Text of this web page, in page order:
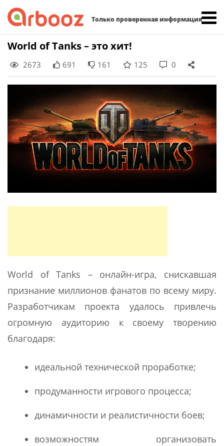
Только проверенная информация
Skip
content
World of Tanks – это хит!
2673 691 161 125 0
World of Tanks – онлайн-игра, снискавшая
признание миллионов фанатов по всему миру.
Разработчикам проекта удалось привлечь
огромную аудиторию к своему творению
благодаря:
идеальной технической проработке;
продуманности игрового процесса;
динамичности и реалистичности боев;
возможностям организовать
Найти: